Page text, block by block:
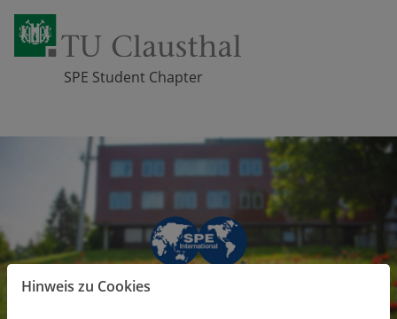
Zum Inhalt springen
SPE Student Chapter
Hinweis zu Cookies